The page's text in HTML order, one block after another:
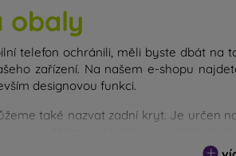
obaly
telefon ochránili, měli byste dbát na
zařízení. Na našem e-shopu
designovou funkci.
také nazvat zadní kryt. Je určen